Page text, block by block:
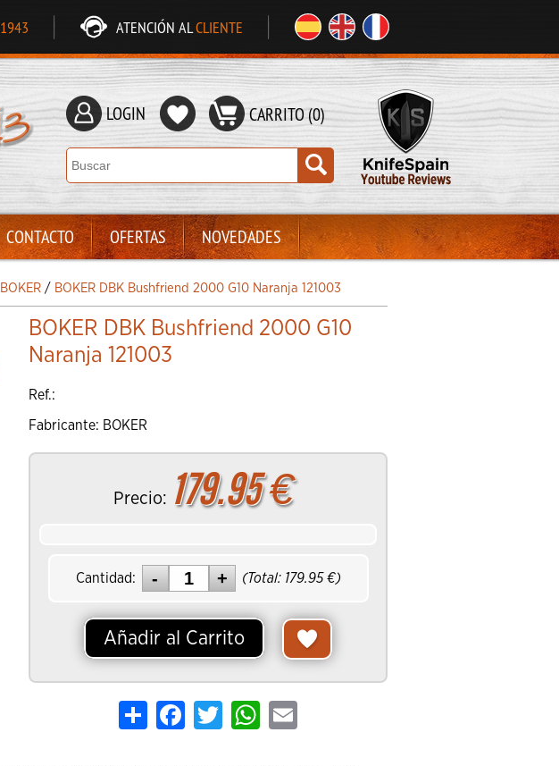
1943 ATENCIÓN ALCLIENTE
LOGIN CARRITO (0)
CONTACTO OFERTAS NOVEDADES
BOKER / BOKER DBK Bushfriend 2000 G10 Naranja 121003
BOKER DBK Bushfriend 2000 G10
Naranja 121003
Ref.:
Fabricante: BOKER
Precio: 179.95€
Cantidad: (Total: 179.95€)
Añadir al Carrito
Share FacebookTwitter WhatsApp